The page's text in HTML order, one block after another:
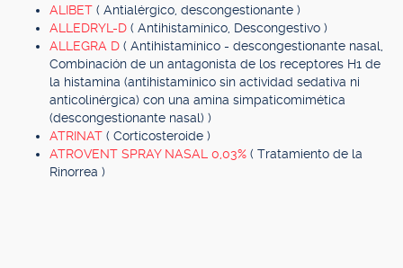
ALIBET ( Antialérgico, descongestionante )
ALLEDRYL-D ( Antihistamínico, Descongestivo )
ALLEGRA D ( Antihistamínico - descongestionante nasal,
Combinación de un antagonista de los receptores H1 de
la histamina (antihistamínico sin actividad sedativa ni
anticolinérgica) con una amina simpaticomimética
(descongestionante nasal) )
ATRINAT ( Corticosteroide )
ATROVENT SPRAY NASAL 0,03% ( Tratamiento de la
Rinorrea )